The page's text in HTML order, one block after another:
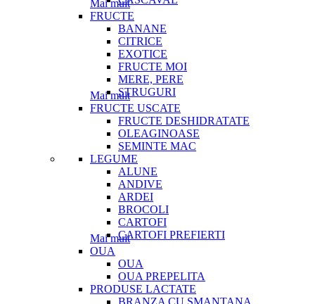
Mai mult
FRUCTE
BANANE
CITRICE
EXOTICE
FRUCTE MOI
MERE, PERE
STRUGURI
Mai mult
FRUCTE USCATE
FRUCTE DESHIDRATATE
OLEAGINOASE
SEMINTE MAC
LEGUME
ALUNE
ANDIVE
ARDEI
BROCOLI
CARTOFI
CARTOFI PREFIERTI
Mai mult
OUA
OUA
OUA PREPELITA
PRODUSE LACTATE
BRANZA CU SMANTANA